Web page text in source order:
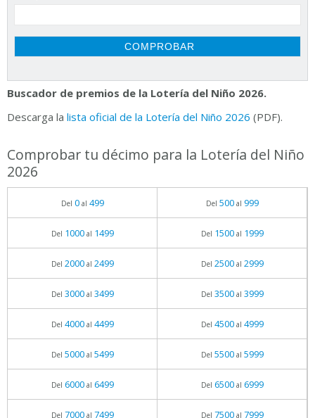
Buscador de premios de la Lotería del Niño 2026.
Descarga la lista oficial de la Lotería del Niño 2026 (PDF).
Comprobar tu décimo para la Lotería del Niño
2026
Del 0al 499 Del 500al 999
Del 1000al 1499 Del 1500al 1999
Del 2000al 2499 Del 2500al 2999
Del 3000al 3499 Del 3500al 3999
Del 4000al 4499 Del 4500al 4999
Del 5000al 5499 Del 5500al 5999
Del 6000al 6499 Del 6500al 6999
Del 7000al 7499 Del 7500al 7999